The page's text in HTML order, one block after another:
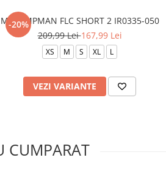
-20%
M J JUMPMAN FLC SHORT 2 IR0335-050
209,99 Lei167,99 Lei
XS M S XL L
VEZI VARIANTE
CUMPARAT